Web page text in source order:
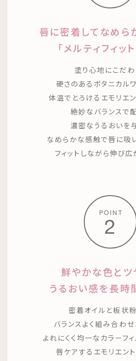
唇に密着してなめら
「メルティフィッ
塗り心地にこだわ
硬さのあるボタニカル
体温でとろけるエモリエ
絶妙なバランスで配
濃密なうるおいを与
なめらかな感触で唇に吸
フィットしながら伸び広
POINT
2
鮮やかな色とツ
うるおい感を長時
密着オイルと板状
バランスよく組み合わせ
よれにくく均一なカラーフ
唇ケアするエモリエン